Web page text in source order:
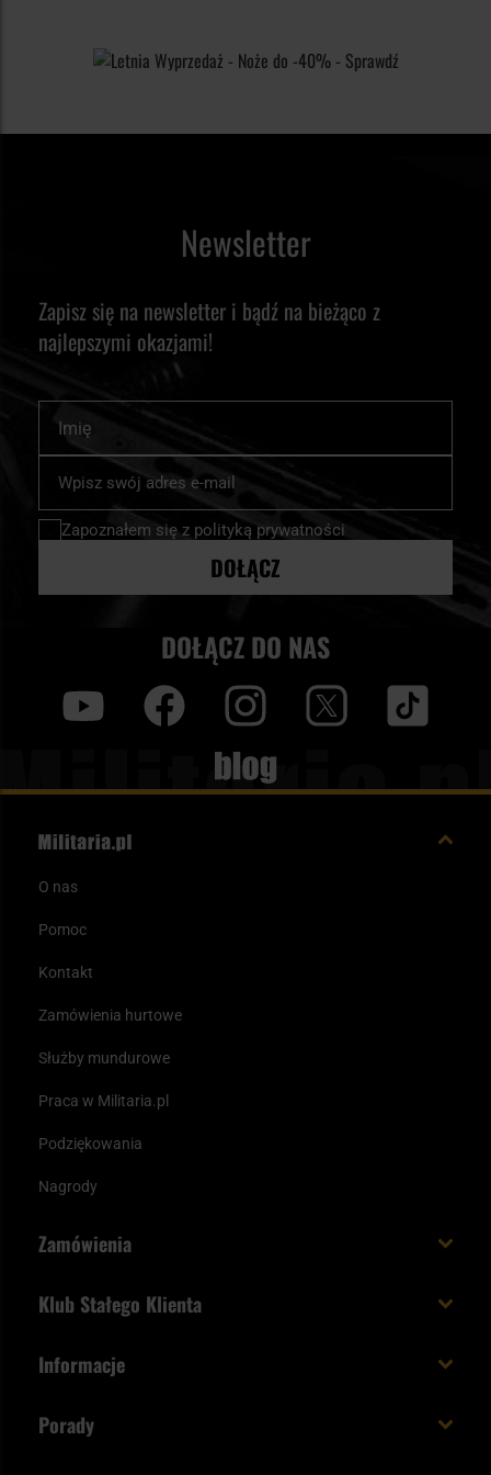
najpopularniejszych kalibrach wiatrówkowych - 4,5 mm oraz
5,5 mm. W zaawansowanych zestawach poza samymi
Newsletter
Zapisz się na newsletter i bądź na bieżąco z
najlepszymi okazjami!
nasz
newsletter:
Zapoznałem się z polityką prywatności
DOŁĄCZ
DOŁĄCZ DO NAS
Blog
O nas
Pomoc
Kontakt
Zamówienia hurtowe
Służby mundurowe
Praca w Militaria.pl
Podziękowania
Nagrody
Zamówienia
Paczka w weekend
Status zamówienia
Klub Stałego Klienta
Unboxing Militaria.pl
Informacje
Porady